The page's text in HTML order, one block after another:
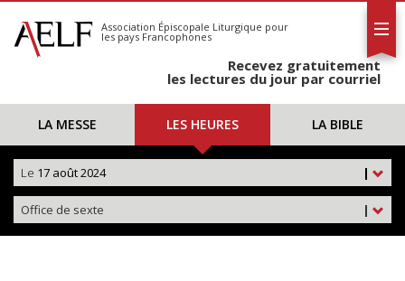
S'abonner
Calendrier
Association Épiscopale Liturgique pour
les pays Francophones
Recevez gratuitement
les lectures du jour par courriel
LA MESSE LES HEURES LA BIBLE
|
Le 17 août 2024
|
Office de sexte